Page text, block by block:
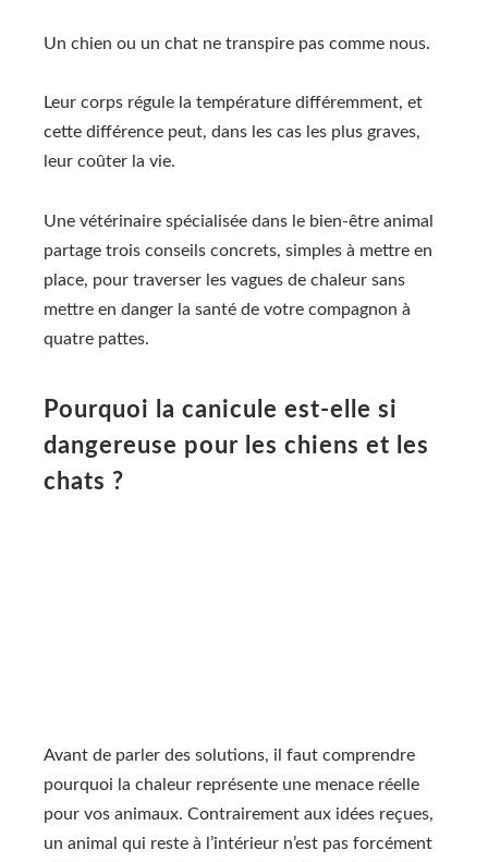
Un chien ou un chat ne transpire pas comme nous.
Leur corps régule la température différemment, et
cette différence peut, dans les cas les plus graves,
leur coûter la vie.
Une vétérinaire spécialisée dans le bien-être animal
partage trois conseils concrets, simples à mettre en
place, pour traverser les vagues de chaleur sans
mettre en danger la santé de votre compagnon à
quatre pattes.
Pourquoi la canicule est-elle si
dangereuse pour les chiens et les
chats ?
Avant de parler des solutions, il faut comprendre
pourquoi la chaleur représente une menace réelle
pour vos animaux. Contrairement aux idées reçues,
un animal qui reste à l’intérieur n’est pas forcément